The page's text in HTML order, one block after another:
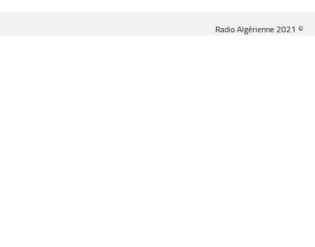
© Radio Algérienne 2021